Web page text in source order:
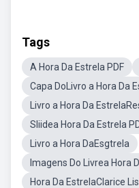
Tags
A Hora Da Estrela PDF
Capa DoLivro a Hora Da
Livro a Hora Da
Sliidea Hora Da Estrela
Livro a Hora DaEsgtrela
Imagens Do Livrea Hora
Hora Da EstrelaClarice